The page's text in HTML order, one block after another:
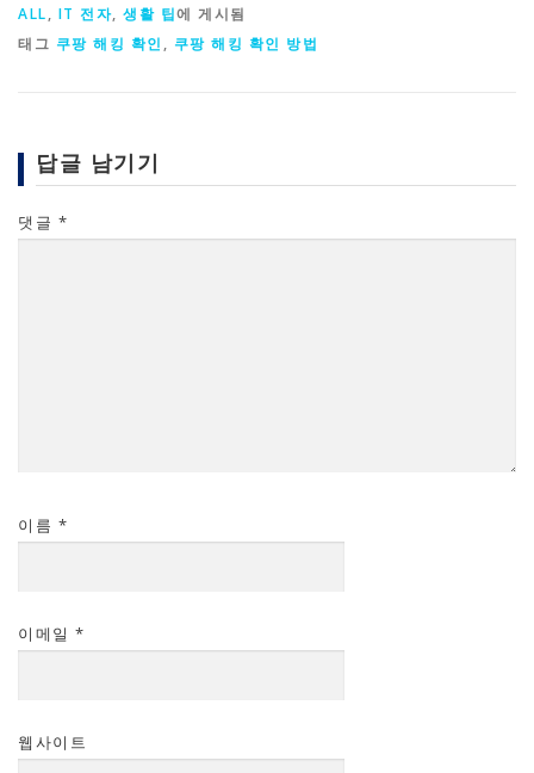
ALL, IT 전자, 생활 팁에 게시됨
태그 쿠팡 해킹 확인 , 쿠팡 해킹 확인 방법
답글 남기기
댓글 *
이름 *
이메일 *
웹사이트